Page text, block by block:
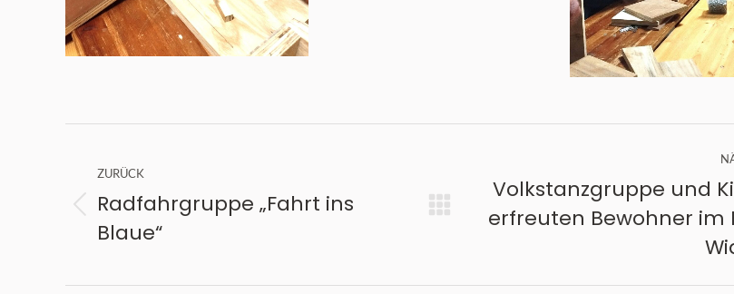
ZURÜCK
Vorheriger
Beitrag:
Radfahrgruppe „Fahrt ins
Blaue“
Nächster
Volkstanzgruppe und
erfreuten Bewohner im